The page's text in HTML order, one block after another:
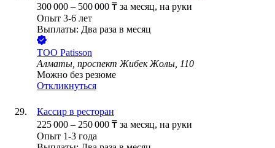
300 000 – 500 000 ₸ за месяц, на руки
Опыт 3-6 лет
Выплаты: Два раза в месяц
ТОО Patisson
Алматы, проспект Жибек Жолы, 110
Можно без резюме
Откликнуться
Кассир в ресторан
225 000 – 250 000 ₸ за месяц, на руки
Опыт 1-3 года